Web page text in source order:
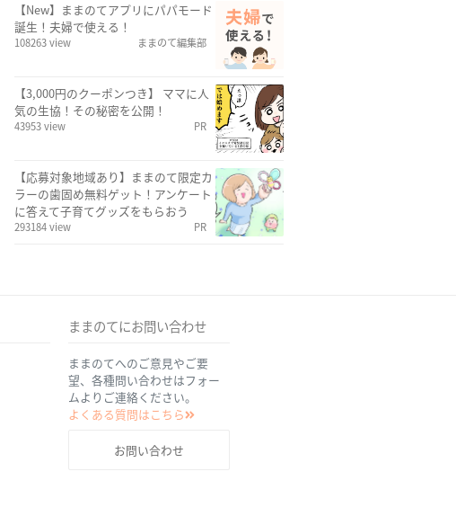
【New】ままのてアプリにパパモード
誕生！夫婦で使える！
108263 view ままのて編集部
【3,000円のクーポンつき】 ママに人
気の生協！その秘密を公開！
43953 view PR
【応募対象地域あり】ままのて限定カ
ラーの歯固め無料ゲット！アンケート
に答えて子育てグッズをもらおう
293184 view PR
ままのてにお問い合わせ
ままのてへのご意見やご要
望、各種問い合わせはフォー
ムよりご連絡ください。
よくある質問はこちら
お問い合わせ